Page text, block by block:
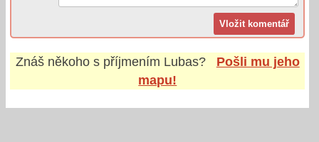
Znáš někoho s příjmením Lubas?
Pošli mu jeho
mapu!